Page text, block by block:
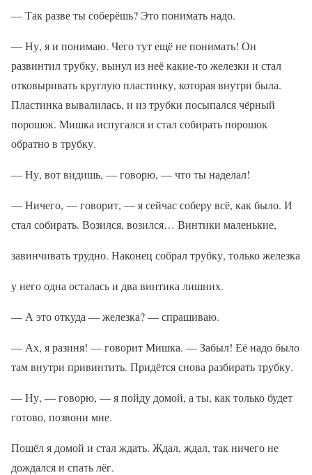
— Так разве ты соберёшь? Это понимать надо.
— Ну, я и понимаю. Чего тут ещё не понимать! Он
развинтил трубку, вынул из неё какие-то железки и стал
отковыривать круглую пластинку, которая внутри была.
Пластинка вывалилась, и из трубки посыпался чёрный
порошок. Мишка испугался и стал собирать порошок
обратно в трубку.
— Ну, вот видишь, — говорю, — что ты наделал!
— Ничего, — говорит, — я сейчас соберу всё, как было. И
стал собирать. Возился, возился… Винтики маленькие,
завинчивать трудно. Наконец собрал трубку, только железка
у него одна осталась и два винтика лишних.
— А это откуда — железка? — спрашиваю.
— Ах, я разиня! — говорит Мишка. — Забыл! Её надо было
там внутри привинтить. Придётся снова разбирать трубку.
— Ну, — говорю, — я пойду домой, а ты, как только будет
готово, позвони мне.
Пошёл я домой и стал ждать. Ждал, ждал, так ничего не
дождался и спать лёг.